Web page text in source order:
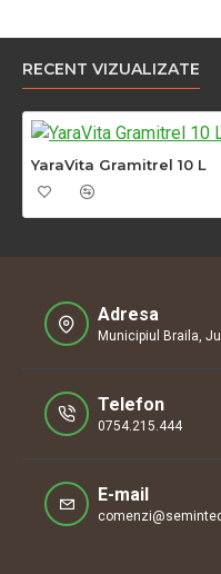
RECENT VIZUALIZATE
YaraVita Gramitrel 10 L
Adresa
Municipiul Braila,
Telefon
0754.215.444
E-mail